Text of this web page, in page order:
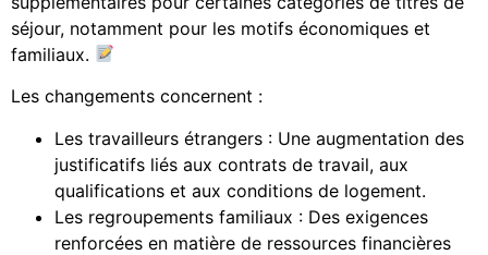
séjour, notamment pour les motifs économiques et
familiaux.
Les changements concernent :
Les travailleurs étrangers : Une augmentation des
justificatifs liés aux contrats de travail, aux
qualifications et aux conditions de logement.
Les regroupements familiaux : Des exigences
renforcées en matière de ressources financières